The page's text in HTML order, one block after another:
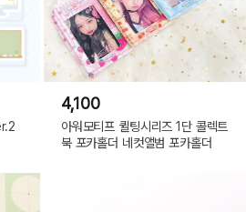
4,100
아워모티프 퀼팅시리즈 1단 콜렉트
북 포카홀더 네컷앨범 포카홀더